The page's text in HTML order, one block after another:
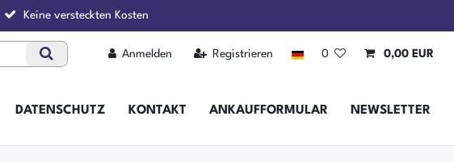
Keine versteckten Kosten
Anmelden Registrieren 0 0,00 EUR
DATENSCHUTZ KONTAKT ANKAUFFORMULAR NEWSLETTER